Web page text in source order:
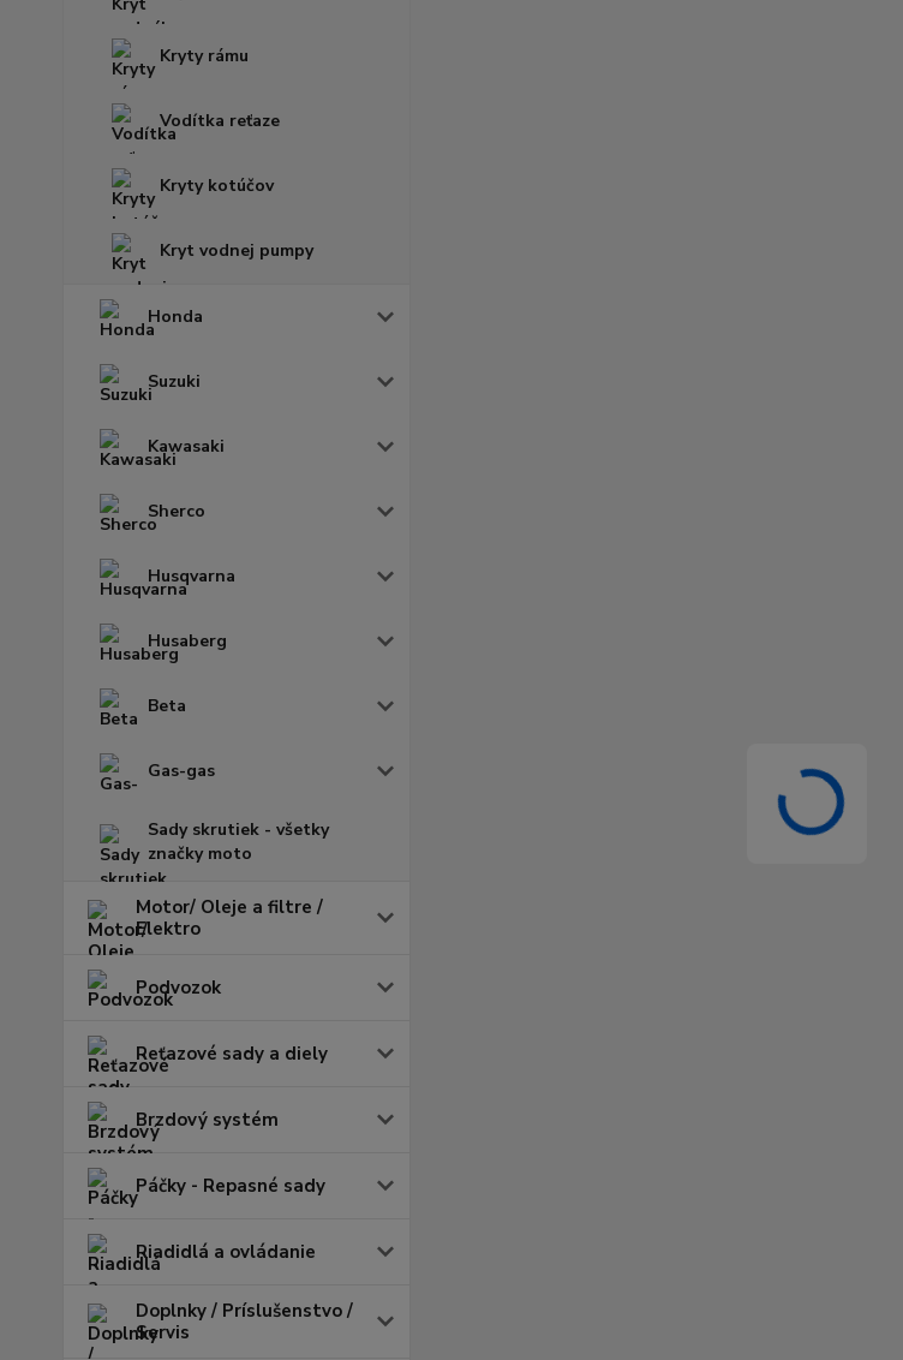
Kryty rámu
Vodítka reťaze
Kryty kotúčov
Kryt vodnej pumpy
Honda
Suzuki
Kawasaki
Sherco
Husqvarna
Husaberg
Beta
Gas-gas
Sady skrutiek - všetky
značky moto
Motor/ Oleje a filtre /
Elektro
Podvozok
Reťazové sady a diely
Brzdový systém
Páčky - Repasné sady
Riadidlá a ovládanie
Doplnky / Príslušenstvo /
Servis